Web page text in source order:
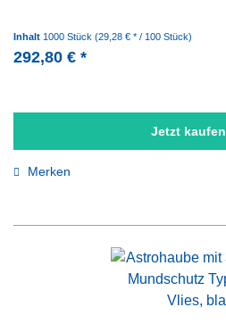
Inhalt 1000 Stück (29,28 € * / 100 Stück)
292,80 € *
Jetzt kaufen
Merken